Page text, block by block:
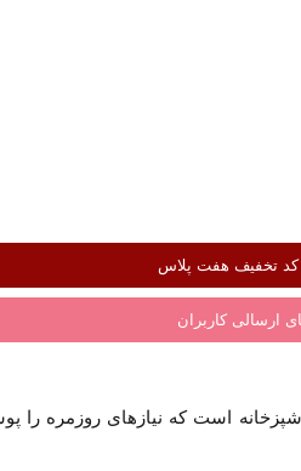
کد تخفیف هفت پلاس
ارسالی کاربران
آشپزخانه است که نیازهای روزمره